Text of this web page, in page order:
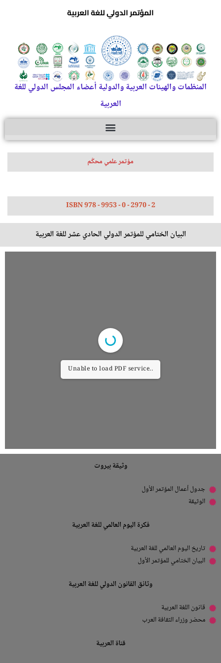
المؤتمر الدولي للغة العربية
المنظمات والهيئات العربية والدولية أعضاء المجلس الدولي للغة
العربية
مؤتمر علمي محكّم
ISBN 978 - 9953 - 0 - 2970 - 2
البيان الختامي للمؤتمر الدولي الحادي عشر للغة العربية
Unable to load PDF service..
وثيقة بيروت
جدول أعمال المؤتمر الأول
الوثيقة
فكرة اليوم العالمي للغة العربية
تاريخ اليوم العالمي للغة العربية
البيان الختامي للمؤتمر الأول
وثائق القانون الدولي للغة العربية
قانون اللغة العربية
محضر وزراء الثقافة العرب
قناة العربية